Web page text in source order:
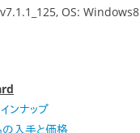
v7.1.1_125, OS:
ンナップ
の入手と価格